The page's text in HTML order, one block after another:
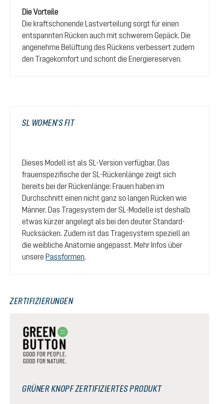
Die Vorteile
Die kraftschonende Lastverteilung sorgt für einen
entspannten Rücken auch mit schwerem Gepäck. Die
angenehme Belüftung des Rückens verbessert zudem
den Tragekomfort und schont die Energiereserven.
SL WOMEN'S FIT
Dieses Modell ist als SL-Version verfügbar. Das
frauenspezifische der SL-Rückenlänge zeigt sich
bereits bei der Rückenlänge: Frauen haben im
Durchschnitt einen nicht ganz so langen Rücken wie
Männer. Das Tragesystem der SL-Modelle ist deshalb
etwas kürzer angelegt als bei den deuter Standard-
Rucksäcken. Zudem ist das Tragesystem speziell an
die weibliche Anatomie angepasst. Mehr Infos über
unsere Passformen.
ZERTIFIZIERUNGEN
GRÜNER KNOPF ZERTIFIZIERTES PRODUKT